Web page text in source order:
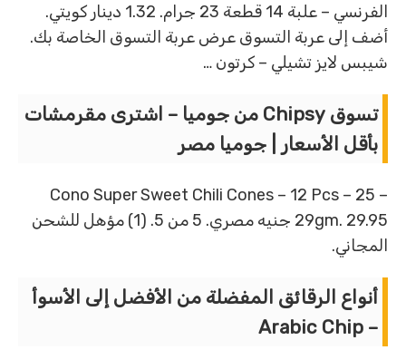
الفرنسي – علبة 14 قطعة 23 جرام. 1.32 دينار كويتي.
أضف إلى عربة التسوق عرض عربة التسوق الخاصة بك.
شيبس لايز تشيلي – كرتون …
تسوق Chipsy من جوميا – اشترى مقرمشات
بأقل الأسعار | جوميا مصر
Cono Super Sweet Chili Cones – 12 Pcs – 25 –
29gm. 29.95 جنيه مصري. 5 من 5. (1) مؤهل للشحن
المجاني.
أنواع الرقائق المفضلة من الأفضل إلى الأسوأ
– Arabic Chip